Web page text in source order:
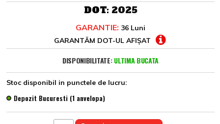
DOT: 2025
GARANTIE: 36 Luni
GARANTĂM DOT-UL AFIȘAT
DISPONIBILITATE: ULTIMA BUCATA
Stoc disponibil in punctele de lucru:
Depozit Bucuresti (1 anvelopa)